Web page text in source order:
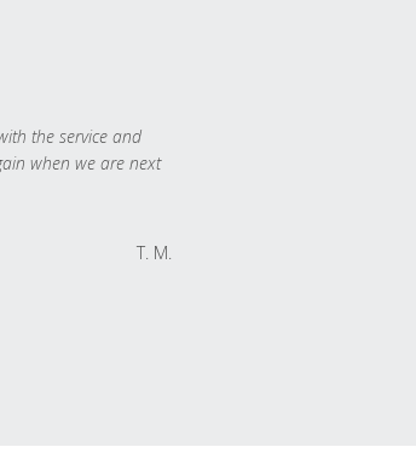
the service and
when we are next
T. M.